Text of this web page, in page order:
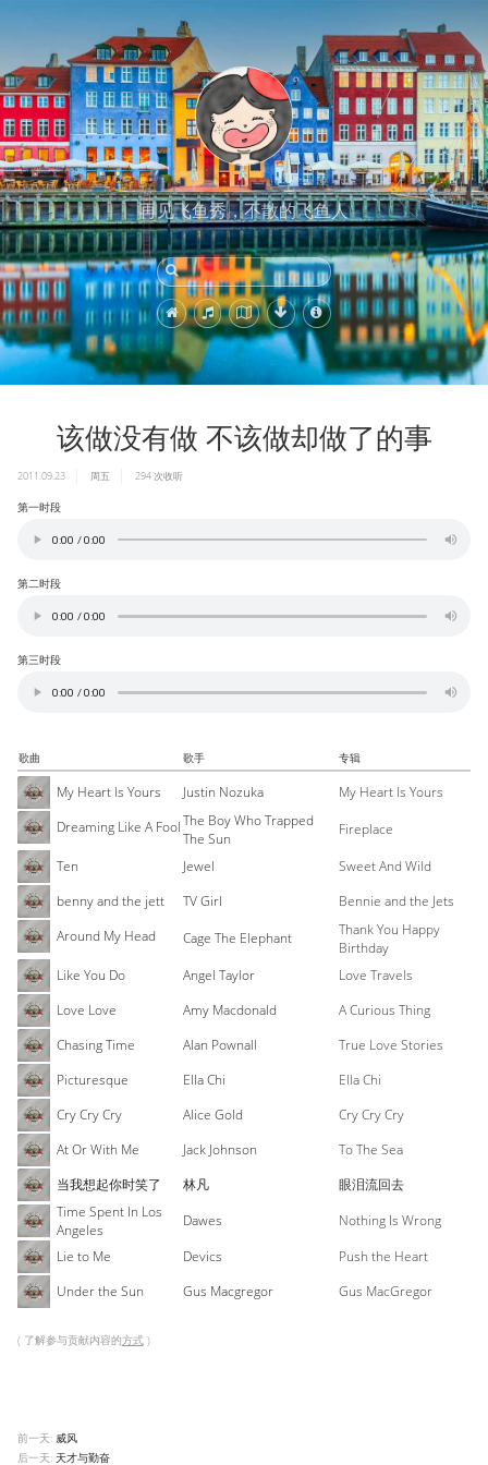
再见飞鱼秀，不散的飞鱼人
该做没有做 不该做却做了的事
2011.09.23 周五 294次收听
第一时段
第二时段
第三时段
歌曲 歌手 专辑
My Heart Is Yours Justin Nozuka
My Heart Is Yours
Dreaming Like A FoolThe Boy Who Trapped
The Sun
Fireplace
Ten
Jewel
Sweet And Wild
benny and the jett
TV Girl
Bennie and the Jets
Around My Head
Cage The Elephant
Thank You Happy
Birthday
Like You Do
Angel Taylor
Love Travels
Love Love
Amy Macdonald
A Curious Thing
Chasing Time
Alan Pownall
True Love Stories
Picturesque
Ella Chi
Ella Chi
Cry Cry Cry
Alice Gold
Cry Cry Cry
At Or With Me
Jack Johnson
To The Sea
当我想起你时笑了
林凡
眼泪流回去
Time Spent In Los
Angeles
Dawes
Nothing Is Wrong
Lie to Me
Devics
Push the Heart
Under the Sun
Gus Macgregor Gus MacGregor
( 了解参与贡献内容的方式)
前一天: 威风
后一天: 天才与勤奋